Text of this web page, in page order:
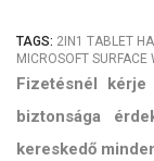
TAGS: 2IN1 TABLET
MICROSOFT SURFACE
Fizetésnél
biztonsága
kereskedő